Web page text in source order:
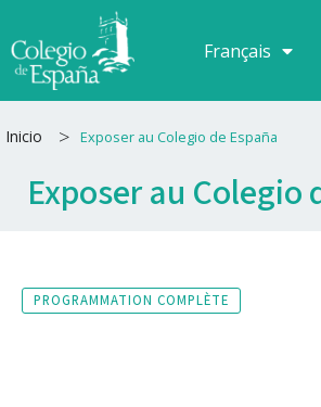
au
contenu
Français
Español
Inicio > Exposer au Colegio de España
Exposer au Colegio
PROGRAMMATION COMPLÈTE